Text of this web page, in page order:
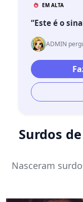
EM ALTA
“Este é o
ADMIN
Surdos
Nasceram